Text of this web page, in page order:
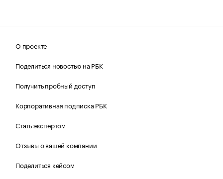
О проекте
Поделиться новостью на РБК
Получить пробный доступ
Корпоративная подписка РБК
Стать экспертом
Отзывы о вашей компании
Поделиться кейсом